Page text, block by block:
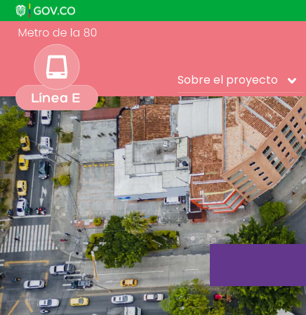
Sobre el proyecto